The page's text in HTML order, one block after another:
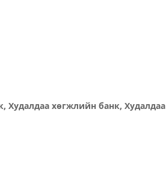
Худалдаа хөгжлийн банк, Худалдаа